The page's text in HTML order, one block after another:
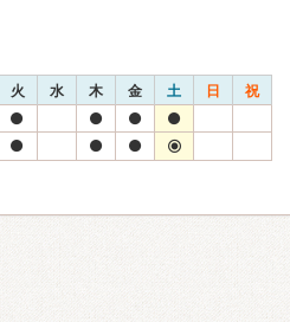
火 水 木 金 土 日 祝